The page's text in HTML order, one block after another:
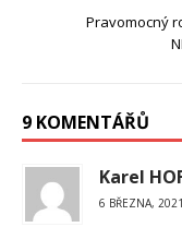
Pravomocný
9 KOMENTÁŘŮ
Karel
6 BŘEZNA,